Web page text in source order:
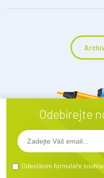
Odebírejte
Odesláním formuláře